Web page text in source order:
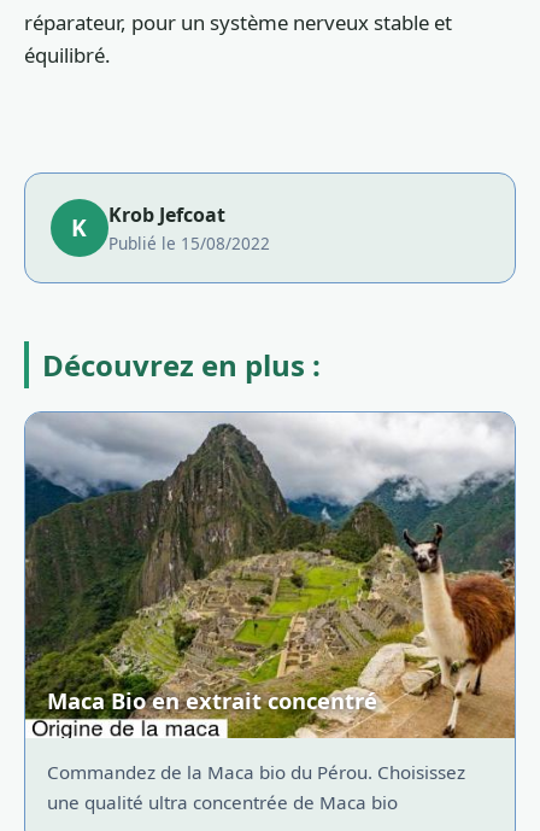
réparateur, pour un système nerveux stable et
équilibré.
K Krob Jefcoat
Publié le 15/08/2022
Découvrez en plus :
Maca Bio en extrait concentré
Commandez de la Maca bio du Pérou. Choisissez
une qualité ultra concentrée de Maca bio